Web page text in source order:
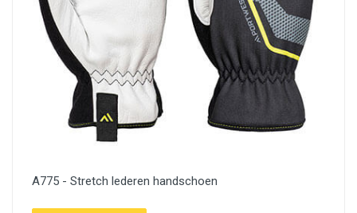
A775 - Stretch lederen handschoen